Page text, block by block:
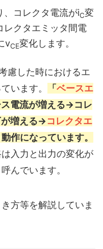
、コレクタ電流がiC変
レクタエミッタ間電
vCE変化します。
慮した時におけるエ
います。
「ベースエ
電流が増える→コレ
増える→コレクタエ
作になっています。
入力と出力の変化が
呼んでいます。
方等を解説していま